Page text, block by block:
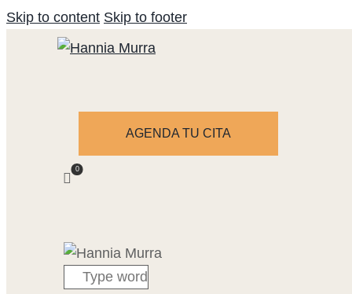
Skip to content Skip to footer
AGENDA TU CITA
0